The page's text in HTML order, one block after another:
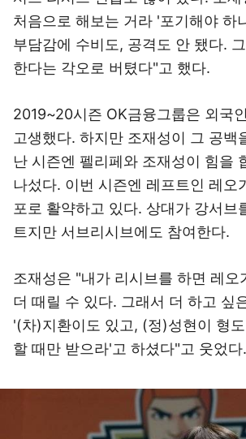
처음으로 해보는 거라 '포기해야 하
부담감에 수비도, 공격도 안 됐다.
한다는 각오로 버텼다"고 했다.
2019~20시즌 OK금융그룹은 외국
고생했다. 하지만 조재성이 그 공백
난 시즌엔 펠리페와 조재성이 힘을
나섰다. 이번 시즌엔 레프트인 레오
포로 활약하고 있다. 상대가 강서브
트지만 서브리시브에도 참여한다.
조재성은 "내가 리시브를 하면 레오
더 때릴 수 있다. 그래서 더 하고 싶
'(차)지환이도 있고, (정)성현이 형
할 때만 받으라'고 하셨다"고 웃었다.